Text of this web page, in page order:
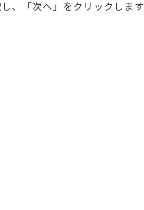
、「次へ」をクリックします